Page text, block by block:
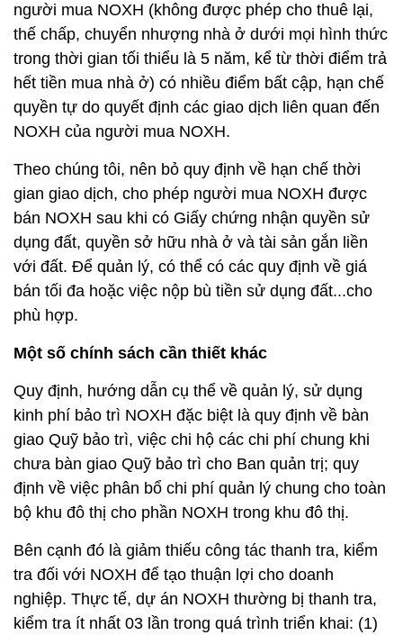
người mua NOXH (không được phép cho thuê lại,
thế chấp, chuyển nhượng nhà ở dưới mọi hình thức
trong thời gian tối thiểu là 5 năm, kể từ thời điểm trả
hết tiền mua nhà ở) có nhiều điểm bất cập, hạn chế
quyền tự do quyết định các giao dịch liên quan đến
NOXH của người mua NOXH.
Theo chúng tôi, nên bỏ quy định về hạn chế thời
gian giao dịch, cho phép người mua NOXH được
bán NOXH sau khi có Giấy chứng nhận quyền sử
dụng đất, quyền sở hữu nhà ở và tài sản gắn liền
với đất. Để quản lý, có thể có các quy định về giá
bán tối đa hoặc việc nộp bù tiền sử dụng đất...cho
phù hợp.
Một số chính sách cần thiết khác
Quy định, hướng dẫn cụ thể về quản lý, sử dụng
kinh phí bảo trì NOXH đặc biệt là quy định về bàn
giao Quỹ bảo trì, việc chi hộ các chi phí chung khi
chưa bàn giao Quỹ bảo trì cho Ban quản trị; quy
định về việc phân bổ chi phí quản lý chung cho toàn
bộ khu đô thị cho phần NOXH trong khu đô thị.
Bên cạnh đó là giảm thiếu công tác thanh tra, kiểm
tra đối với NOXH để tạo thuận lợi cho doanh
nghiệp. Thực tế, dự án NOXH thường bị thanh tra,
kiểm tra ít nhất 03 lần trong quá trình triển khai: (1)